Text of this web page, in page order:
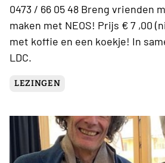
0473 / 66 05 48 Breng vrienden
maken met NEOS! Prijs € 7 ,00
met koffie en een koekje! In
LDC.
LEZINGEN